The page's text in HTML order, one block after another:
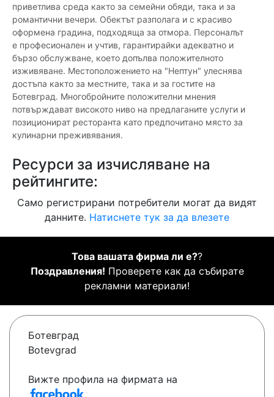
приветлива среда както за семейни обяди, така и за
романтични вечери. Обектът разполага и с красиво
оформена градина, подходяща за отмора. Персоналът
е професионален и учтив, гарантирайки адекватно и
бързо обслужване, което допълва положителното
изживяване. Местоположението на "Нептун" улеснява
достъпа както за местните, така и за гостите на
Ботевград. Многобройните положителни мнения
потвърждават високото ниво на предлаганите услуги и
позиционират ресторанта като предпочитано място за
кулинарни преживявания.
Ресурси за изчисляване на
рейтингите:
Само регистрирани потребители могат да видят
данните. Натиснете тук за да влезете
Това вашата фирма ли е??
Поздравления! Проверете как да събирате
рекламни материали!
Ботевград
Botevgrad
Вижте профила на фирмата на